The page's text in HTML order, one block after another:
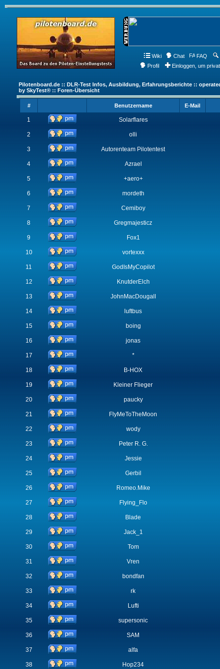
Wiki Chat FAQ
Profil
Einloggen, um
Pilotenboard.de :: DLR-Test Infos, Ausbildung, Erfahrungsberichte ::
by SkyTest® :: Foren-Übersicht
# Benutzername E-Mail
1 Solarflares
2 olli
3 Autorenteam Pilotentest
4 Azrael
5 +aero+
6 mordeth
7 Cemiboy
8 Gregmajesticz
9 Fox1
10 vortexxx
11 GodIsMyCopilot
12 KnutderElch
13 JohnMacDougall
14 luftbus
15 boing
16 jonas
17 *
18 B-HOX
19 Kleiner Flieger
20 paucky
21 FlyMeToTheMoon
22 wody
23 Peter R. G.
24 Jessie
25 Gerbil
26 Romeo.Mike
27 Flying_Flo
28 Blade
29 Jack_1
30 Tom
31 Vren
32 bondfan
33 rk
34 Lufti
35 supersonic
36 SAM
37 alfa
38 Hop234